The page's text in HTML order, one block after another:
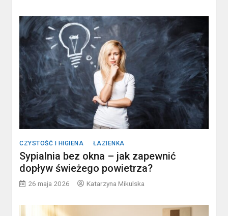
CZYSTOŚĆ I HIGIENA ŁAZIENKA
Sypialnia bez okna – jak zapewnić
dopływ świeżego powietrza?
26 maja 2026 Katarzyna Mikulska